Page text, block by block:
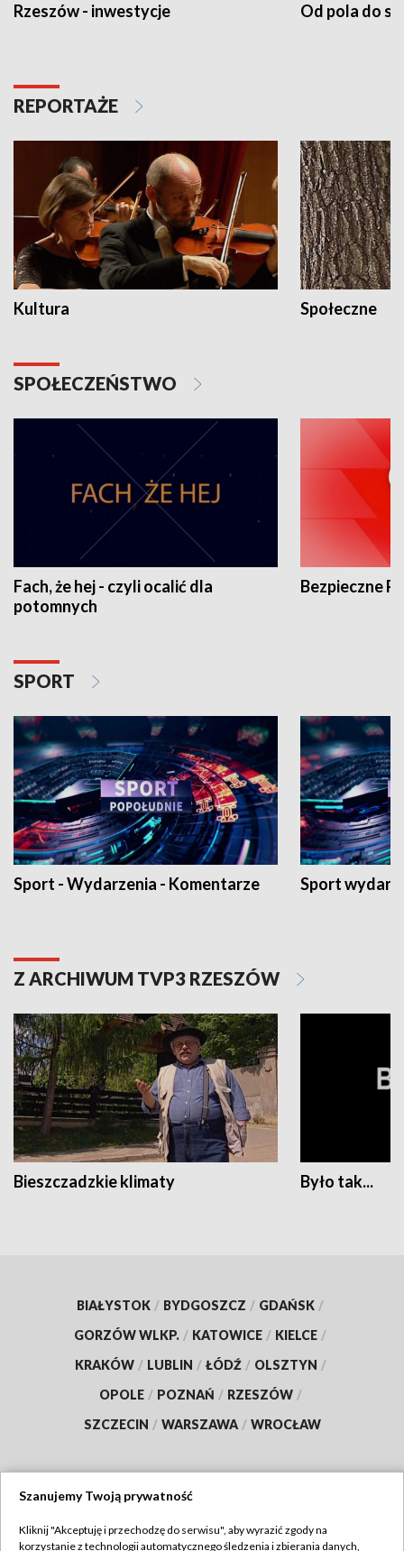
Rzeszów - inwestycje Od pola do
REPORTAŻE
Kultura Społeczne
SPOŁECZEŃSTWO
Fach, że hej - czyli ocalić dla
potomnych
Bezpieczne
SPORT
Sport - Wydarzenia - Komentarze Sport
Z ARCHIWUM TVP3 RZESZÓW
Bieszczadzkie klimaty Było tak...
BIAŁYSTOK / BYDGOSZCZ / GDAŃSK /
GORZÓW WLKP. / KATOWICE / KIELCE /
KRAKÓW / LUBLIN / ŁÓDŹ / OLSZTYN /
OPOLE / POZNAŃ / RZESZÓW /
SZCZECIN / WARSZAWA / WROCŁAW
Szanujemy Twoją prywatność
Kliknij "Akceptuję i przechodzę do serwisu", aby wyrazić zgody na
korzystanie z technologii automatycznego śledzenia i zbierania danych,